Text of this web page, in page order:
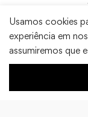
Usamos cookies
experiência em
assumiremos que